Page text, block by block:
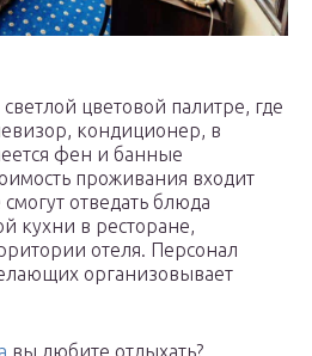
цветовой палитре, где
кондиционер, в
фен и банные
проживания входит
отведать блюда
кухни в ресторане,
отеля. Персонал
организовывает
вы любите отдыхать?